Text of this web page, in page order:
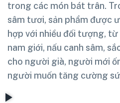
trong các món bát trân.
sâm tươi, sản phẩm được
hợp với nhiều đối tượng,
nam giới, nấu canh sâm,
cho người già, người mới
người muốn tăng cường